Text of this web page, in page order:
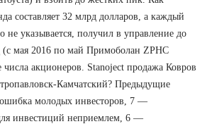
составляет 32 млрд долларов, а каждый
не указывается, получил в управление до
(с мая 2016 по май Примоболан ZPHC
акционеров. Stanoject продажа Ковров
Камчатский? Предыдущие
молодых инвесторов, 7 —
инвестиций неприемлем, 6 —